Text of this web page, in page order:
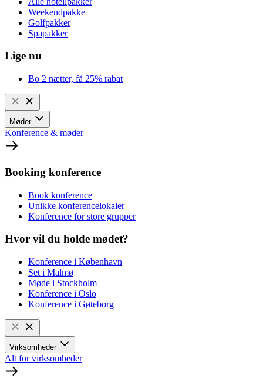
Weekendpakke
Golfpakker
Spapakker
Lige nu
Bo 2 nætter, få 25% rabat
Møder
Konference & møder
Booking konference
Book konference
Unikke konferencelokaler
Konference for store grupper
Hvor vil du holde mødet?
Konference i København
Set i Malmø
Møde i Stockholm
Konference i Oslo
Konference i Gøteborg
Virksomheder
Alt for virksomheder